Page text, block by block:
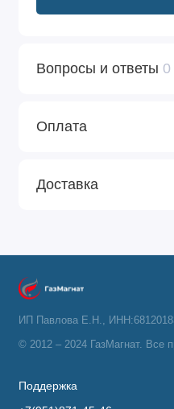
Вопросы и ответы 0
Оплата
Доставка
ИП Павлова Е.Н.,
© 2012 – 2024 ГазМагнат. Все
Поддержка